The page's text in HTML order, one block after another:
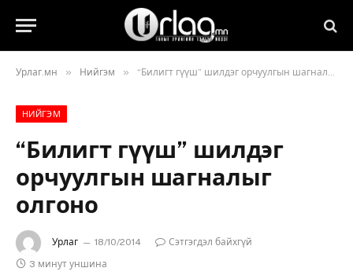
Урлаг.мн » Нийгэм » “Билигт гүүш” шилдэг орчуулгын шагналыг олгоно
НИЙГЭМ
“Билигт гүүш” шилдэг
орчуулгын шагналыг
олгоно
Урлаг 18/10/2014
Сэтгэгдэл байхгүй
3 минут уншина